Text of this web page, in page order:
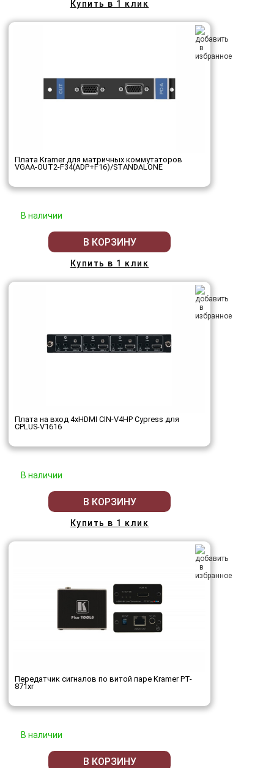
Купить в 1 клик
Плата Kramer для матричных коммутаторов
VGAA-OUT2-F34(ADP+F16)/STANDALONE
В наличии
В КОРЗИНУ
Купить в 1 клик
Плата на вход 4хHDMI CIN-V4HP Cypress для
CPLUS-V1616
В наличии
В КОРЗИНУ
Купить в 1 клик
Передатчик сигналов по витой паре Kramer PT-
871xr
В наличии
В КОРЗИНУ